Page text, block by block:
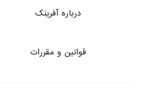
درباره آفرینک
قوانین و مقررات